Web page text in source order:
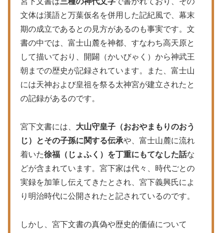
文体は漢語と万葉仮名を併用した記紀風で、幕末
期の成立であるとの見方があるのも事実です。文
書の中では、富士山麓を神都、すなわち高天原と
して描いており、開闢（かいびゃく）から神武王
朝までの歴史が記録されています。また、富士山
には天神および皇祖を祭る太神宮が建立されたと
の記録があるのです​​​​。
宮下文書には、 大山守皇子（おおやまもりのおう
じ）とその子孫に関する伝承や、富士山麓に流れ
着いた徐福（じょふく）を丁重にもてなした話な
どが含まれています。宮下家は代々、時代ごとの
実録を加筆し伝えてきたとされ、宮下義興氏によ
り明治時代に公開されたと記されているのです​​。
しかし、宮下文書の真偽や歴史的価値について